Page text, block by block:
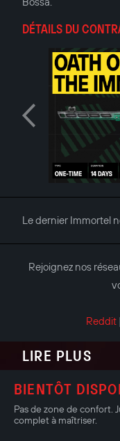
DÉTAILS DU
Le dernier Immortel
Rejoignez nos
Reddit|
LIRE PLUS
BIENTÔT
Pas de zone de confort.
complet à maîtriser.